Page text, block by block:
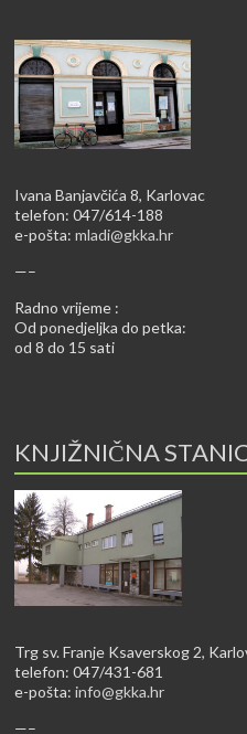
Ivana Banjavčića 8, Karlovac
telefon: 047/614-188
e-pošta:mladi@gkka.hr
—–
Radno vrijeme :
Od ponedjeljka do petka:
od 8 do 15 sati
KNJIŽNIČNA
Trg sv. Franje Ksaverskog 2,
telefon: 047/431-681
e-pošta:info@gkka.hr
—–